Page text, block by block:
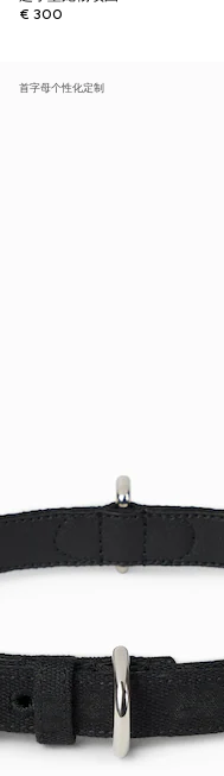
€ 300
首字母个性化定制